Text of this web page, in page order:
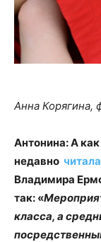
Анна Корягина,
Антонина: А
недавно
Владимира
так: «
класса, а